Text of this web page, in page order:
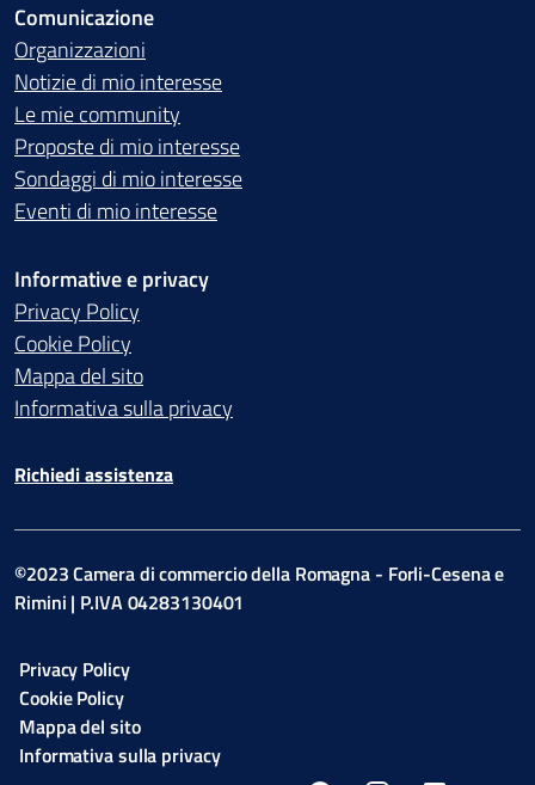
Comunicazione
Organizzazioni
Notizie di mio interesse
Le mie community
Proposte di mio interesse
Sondaggi di mio interesse
Eventi di mio interesse
Informative e privacy
Privacy Policy
Cookie Policy
Mappa del sito
Informativa sulla privacy
Richiedi assistenza
©2023 Camera di commercio della Romagna - Forli-Cesena e
Rimini | P.IVA 04283130401
Privacy Policy
Cookie Policy
Mappa del sito
Informativa sulla privacy